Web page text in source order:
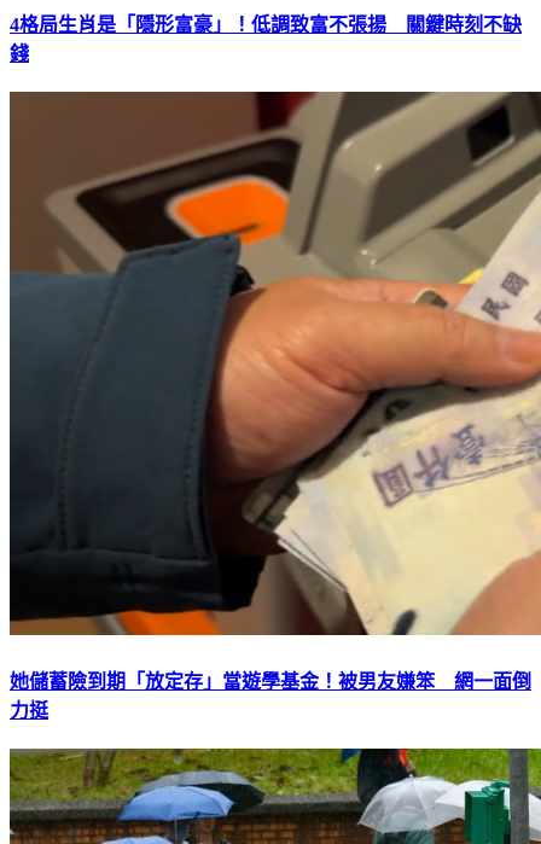
4格局生肖是「隱形富豪」！低調致富不張揚 關鍵時刻不缺
錢
她儲蓄險到期「放定存」當遊學基金！被男友嫌笨 網一面倒
力挺